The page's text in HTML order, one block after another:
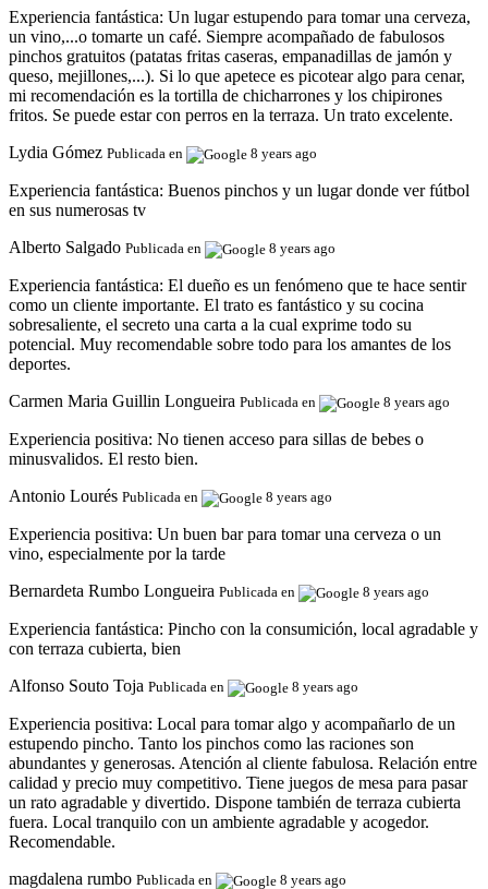
Experiencia fantástica: Un lugar estupendo para tomar una cerveza,
un vino,...o tomarte un café. Siempre acompañado de fabulosos
pinchos gratuitos (patatas fritas caseras, empanadillas de jamón y
queso, mejillones,...). Si lo que apetece es picotear algo para cenar,
mi recomendación es la tortilla de chicharrones y los chipirones
fritos. Se puede estar con perros en la terraza. Un trato excelente.
Lydia Gómez Publicada en 8 years ago
Experiencia fantástica: Buenos pinchos y un lugar donde ver fútbol
en sus numerosas tv
Alberto Salgado Publicada en 8 years ago
Experiencia fantástica: El dueño es un fenómeno que te hace sentir
como un cliente importante. El trato es fantástico y su cocina
sobresaliente, el secreto una carta a la cual exprime todo su
potencial. Muy recomendable sobre todo para los amantes de los
deportes.
Carmen Maria Guillin Longueira Publicada en 8 years ago
Experiencia positiva: No tienen acceso para sillas de bebes o
minusvalidos. El resto bien.
Antonio Lourés Publicada en 8 years ago
Experiencia positiva: Un buen bar para tomar una cerveza o un
vino, especialmente por la tarde
Bernardeta Rumbo Longueira Publicada en 8 years ago
Experiencia fantástica: Pincho con la consumición, local agradable y
con terraza cubierta, bien
Alfonso Souto Toja Publicada en 8 years ago
Experiencia positiva: Local para tomar algo y acompañarlo de un
estupendo pincho. Tanto los pinchos como las raciones son
abundantes y generosas. Atención al cliente fabulosa. Relación entre
calidad y precio muy competitivo. Tiene juegos de mesa para pasar
un rato agradable y divertido. Dispone también de terraza cubierta
fuera. Local tranquilo con un ambiente agradable y acogedor.
Recomendable.
magdalena rumbo Publicada en 8 years ago